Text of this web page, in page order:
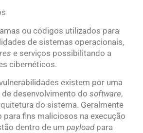
ou códigos utilizados para
de sistemas operacionais,
e serviços possibilitando a
cibernéticos.
existem por uma
desenvolvimento do software,
do sistema. Geralmente
para fins maliciosos na execução
dentro de um payloadpara